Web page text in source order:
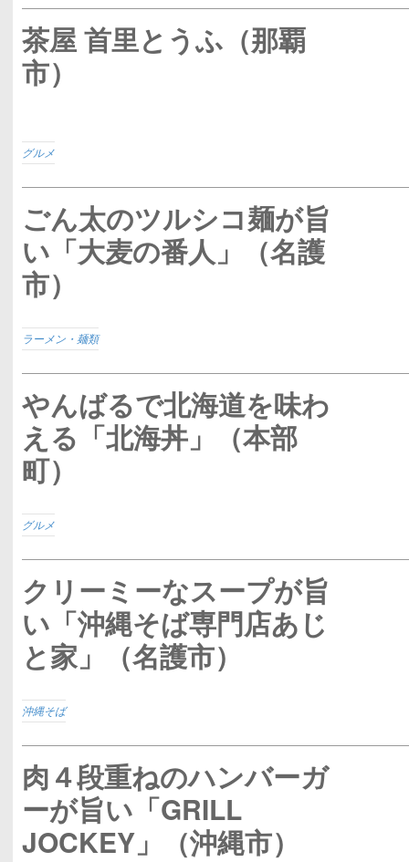
茶屋 首里とうふ（那覇
市）
グルメ
ごん太のツルシコ麺が旨
い「大麦の番人」（名護
市）
ラーメン・麺類
やんばるで北海道を味わ
える「北海丼」（本部
町）
グルメ
クリーミーなスープが旨
い「沖縄そば専門店あじ
と家」（名護市）
沖縄そば
肉４段重ねのハンバーガ
ーが旨い「GRILL
JOCKEY」（沖縄市）